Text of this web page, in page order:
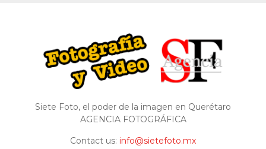
Siete Foto, el poder de la imagen en Querétaro
AGENCIA FOTOGRÁFICA
Contact us: info@sietefoto.mx